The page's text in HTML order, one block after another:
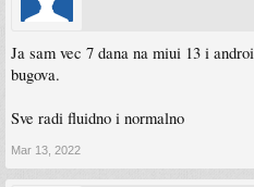
Ja sam vec 7 dana na miui 13 i
bugova.
Sve radi fluidno i normalno
Mar 13, 2022